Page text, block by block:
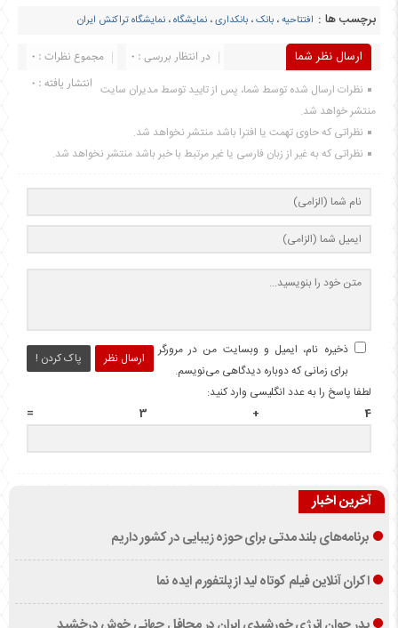
برچسب ها : افتتاحیه، بانک، بانکداری، نمایشگاه، نمایشگاه تراکنش ایران
ارسال نظر شما مجموع نظرات : 0
در انتظار بررسی : 0
انتشار یافته : 0 نظرات ارسال شده توسط شما، پس از تایید توسط مدیران سایت
منتشر خواهد شد.
نظراتی که حاوی تهمت یا افترا باشد منتشر نخواهد شد.
نظراتی که به غیر از زبان فارسی یا غیر مرتبط با خبر باشد منتشر نخواهد شد.
ارسال نظر پاک کردن !
ذخیره نام، ایمیل و وبسایت من در مرورگر
برای زمانی که دوباره دیدگاهی می‌نویسم.
لطفا پاسخ را به عدد انگلیسی وارد کنید:
4 + 3 =
آخرین اخبار
برنامه‌های بلند مدتی برای حوزه زیبایی در کشور داریم
اکران آنلاین فیلم کوتاه لید از پلتفورم ایده نما